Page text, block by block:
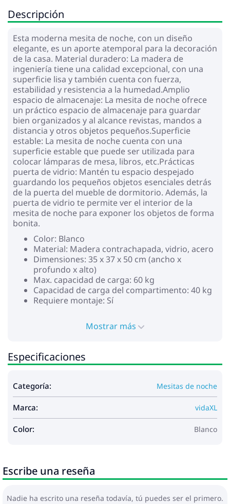
Descripción
Esta moderna mesita de noche, con un diseño
elegante, es un aporte atemporal para la decoración
de la casa. Material duradero: La madera de
ingeniería tiene una calidad excepcional, con una
superficie lisa y también cuenta con fuerza,
estabilidad y resistencia a la humedad.Amplio
espacio de almacenaje: La mesita de noche ofrece
un práctico espacio de almacenaje para guardar
bien organizados y al alcance revistas, mandos a
distancia y otros objetos pequeños.Superficie
estable: La mesita de noche cuenta con una
superficie estable que puede ser utilizada para
colocar lámparas de mesa, libros, etc.Prácticas
puerta de vidrio: Mantén tu espacio despejado
guardando los pequeños objetos esenciales detrás
de la puerta del mueble de dormitorio. Además, la
puerta de vidrio te permite ver el interior de la
mesita de noche para exponer los objetos de forma
bonita.
Color: Blanco
Material: Madera contrachapada, vidrio, acero
Dimensiones: 35 x 37 x 50 cm (ancho x
profundo x alto)
Max. capacidad de carga: 60 kg
Capacidad de carga del compartimento: 40 kg
Requiere montaje: Sí
Mostrar más
Especificaciones
Categoría: Mesitas de noche
Marca: vidaXL
Color: Blanco
Escribe una reseña
Nadie ha escrito una reseña todavía, tú puedes ser el primero.